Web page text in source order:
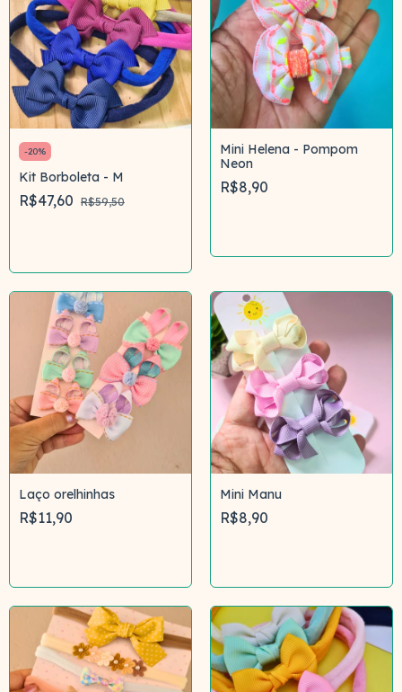
-20%
Kit Borboleta - M
R$47,60 R$59,50
Mini Helena - Pompom
Neon
R$8,90
Laço orelhinhas
R$11,90
Mini Manu
R$8,90